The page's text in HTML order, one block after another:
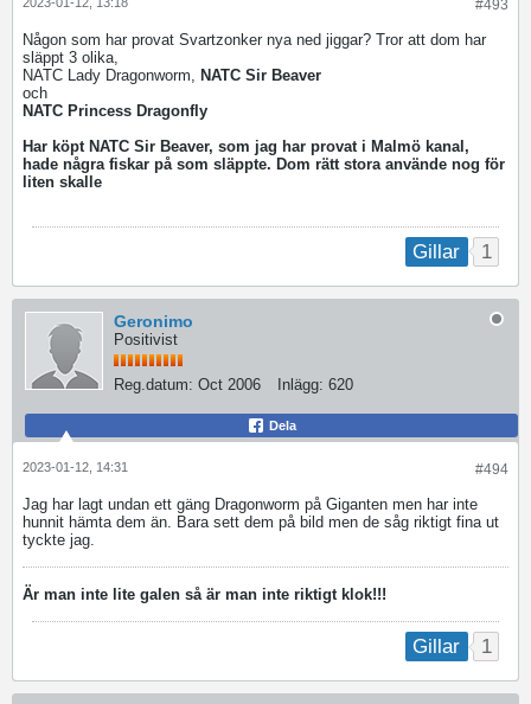
#493
Någon som har provat Svartzonker nya ned jiggar? Tror att dom har
släppt 3 olika,
NATC Lady Dragonworm, NATC Sir Beaver
och
NATC Princess Dragonfly
Har köpt NATC Sir Beaver, som jag har provat i Malmö kanal,
hade några fiskar på som släppte. Dom rätt stora använde nog för
liten skalle
Gillar 1
Geronimo
Positivist
Reg.datum: Oct 2006 Inlägg: 620
Dela
#494
2023-01-12, 14:31
Jag har lagt undan ett gäng Dragonworm på Giganten men har inte
hunnit hämta dem än. Bara sett dem på bild men de såg riktigt fina ut
tyckte jag.
Är man inte lite galen så är man inte riktigt klok!!!
Gillar 1